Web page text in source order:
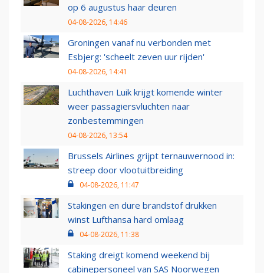
op 6 augustus haar deuren
04-08-2026, 14:46
Groningen vanaf nu verbonden met
Esbjerg: 'scheelt zeven uur rijden'
04-08-2026, 14:41
Luchthaven Luik krijgt komende winter
weer passagiersvluchten naar
zonbestemmingen
04-08-2026, 13:54
Brussels Airlines grijpt ternauwernood in:
streep door vlootuitbreiding
04-08-2026, 11:47
Stakingen en dure brandstof drukken
winst Lufthansa hard omlaag
04-08-2026, 11:38
Staking dreigt komend weekend bij
cabinepersoneel van SAS Noorwegen